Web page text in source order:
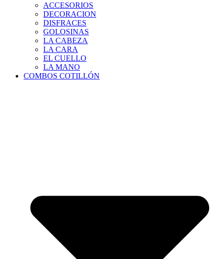
ACCESORIOS
DECORACION
DISFRACES
GOLOSINAS
LA CABEZA
LA CARA
EL CUELLO
LA MANO
COMBOS COTILLÓN